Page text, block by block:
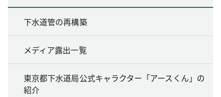
下水道管の再構築
メディア露出一覧
東京都下水道局公式キャラクター「アースくん」の
紹介